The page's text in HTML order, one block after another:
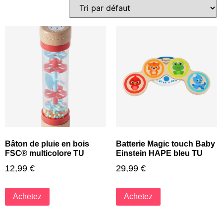
Bâton de pluie en bois
FSC® multicolore TU
12,99 €
Achetez
Batterie Magic touch Baby
Einstein HAPE bleu TU
29,99 €
Achetez